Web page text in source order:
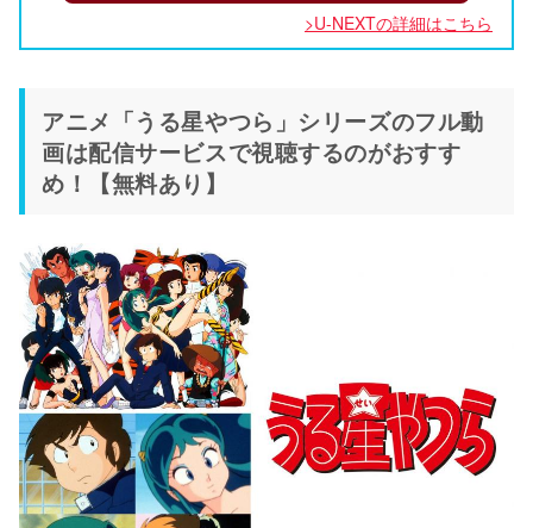
>U-NEXTの詳細はこちら
アニメ「うる星やつら」シリーズのフル動
画は配信サービスで視聴するのがおすす
め！【無料あり】